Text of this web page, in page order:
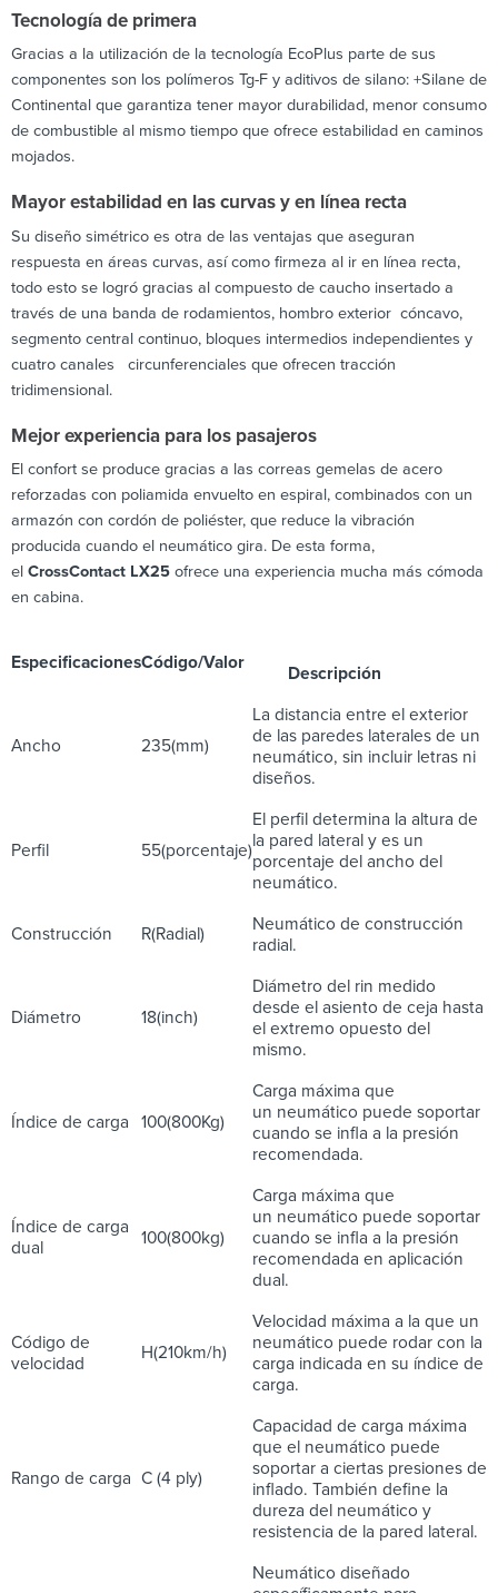
Tecnología de primera
Gracias a la utilización de la tecnología EcoPlus parte de sus
componentes son los polímeros Tg-F y aditivos de silano: +Silane de
Continental que garantiza tener mayor durabilidad, menor consumo
de combustible al mismo tiempo que ofrece estabilidad en caminos
mojados.
Mayor estabilidad en las curvas y en línea recta
Su diseño simétrico es otra de las ventajas que aseguran
respuesta en áreas curvas, así como firmeza al ir en línea recta,
todo esto se logró gracias al compuesto de caucho insertado a
través de una banda de rodamientos, hombro exterior cóncavo,
segmento central continuo, bloques intermedios independientes y
cuatro canales circunferenciales que ofrecen tracción
tridimensional.
Mejor experiencia para los pasajeros
El confort se produce gracias a las correas gemelas de acero
reforzadas con poliamida envuelto en espiral, combinados con un
armazón con cordón de poliéster, que reduce la vibración
producida cuando el neumático gira. De esta forma,
el CrossContact LX25 ofrece una experiencia mucha más cómoda
en cabina.
EspecificacionesCódigo/Valor
Descripción
Ancho 235(mm)
La distancia entre el exterior
de las paredes laterales de un
neumático, sin incluir letras ni
diseños.
Perfil 55(porcentaje)
El perfil determina la altura de
la pared lateral y es un
porcentaje del ancho del
neumático.
Construcción R(Radial)
Neumático de construcción
radial.
Diámetro 18(inch)
Diámetro del rin medido
desde el asiento de ceja hasta
el extremo opuesto del
mismo.
Índice de carga 100(800Kg)
Carga máxima que
un neumático puede soportar
cuando se infla a la presión
recomendada.
Índice de carga
dual
100(800kg)
Carga máxima que
un neumático puede soportar
cuando se infla a la presión
recomendada en aplicación
dual.
Código de
velocidad
H(210km/h)
Velocidad máxima a la que un
neumático puede rodar con la
carga indicada en su índice de
carga.
Rango de carga C (4 ply)
Capacidad de carga máxima
que el neumático puede
soportar a ciertas presiones de
inflado. También define la
dureza del neumático y
resistencia de la pared lateral.
Neumático diseñado